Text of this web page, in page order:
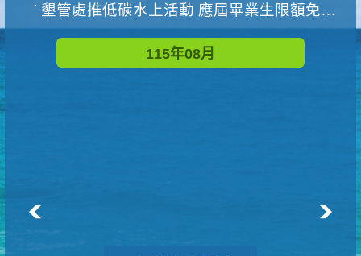
墾管處推低碳水上活動 應屆畢業生限額免費參加
115年08月